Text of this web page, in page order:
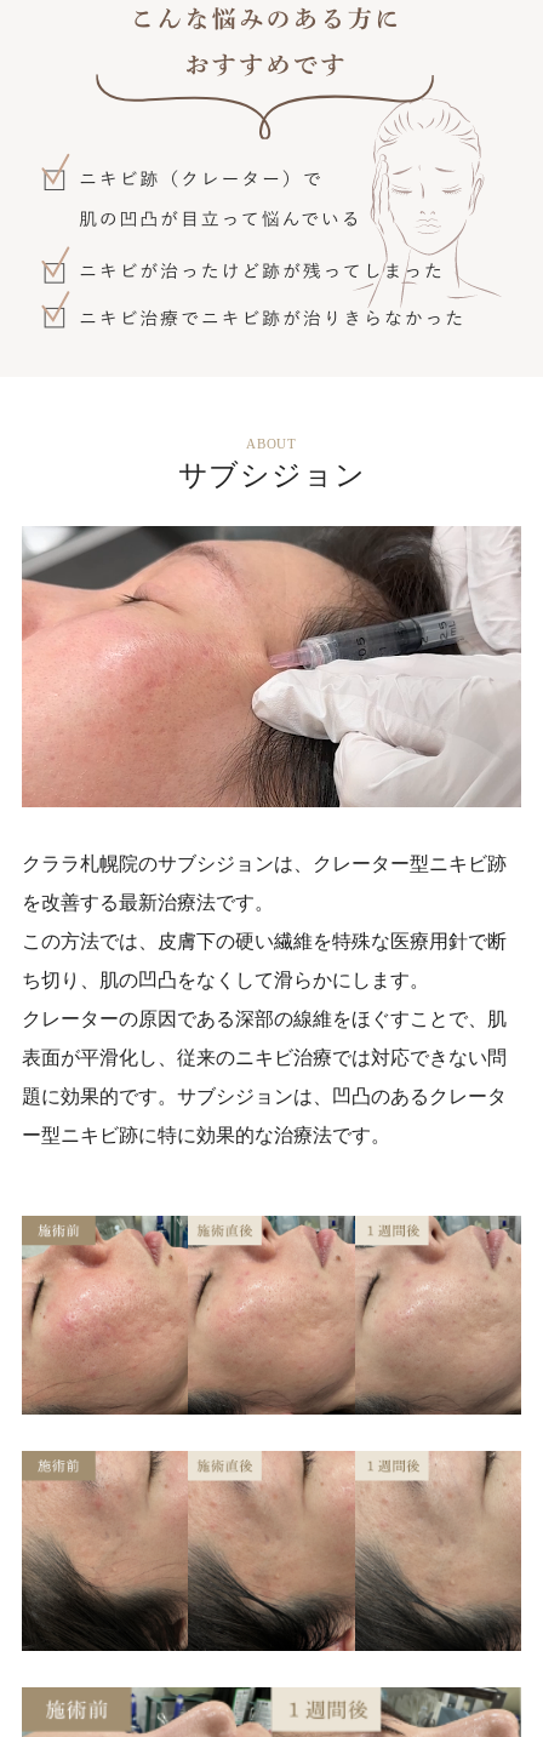
ABOUT
サブシジョン
クララ札幌院のサブシジョンは、クレーター型ニキビ跡
を改善する最新治療法です。
この方法では、皮膚下の硬い繊維を特殊な医療用針で断
ち切り、肌の凹凸をなくして滑らかにします。
クレーターの原因である深部の線維をほぐすことで、肌
表面が平滑化し、従来のニキビ治療では対応できない問
題に効果的です。サブシジョンは、凹凸のあるクレータ
ー型ニキビ跡に特に効果的な治療法です。